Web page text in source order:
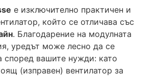
е изключително практичен и
който се отличава със
. Благодарение на модулната
уредът може лесно да се
според вашите нужди: като
(изправен) вентилатор за